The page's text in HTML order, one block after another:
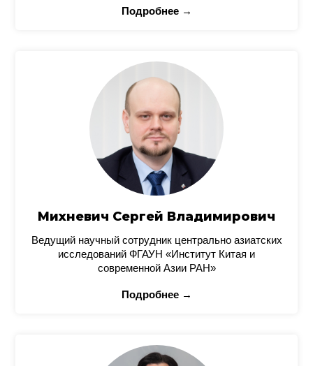
Подробнее →
Михневич Сергей Владимирович
Ведущий научный сотрудник центрально азиатских
исследований ФГАУН «Институт Китая и
современной Азии РАН»
Подробнее →